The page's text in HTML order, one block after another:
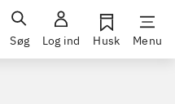
Søg Log ind Husk Menu